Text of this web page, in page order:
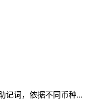
记词，依据不同币种...